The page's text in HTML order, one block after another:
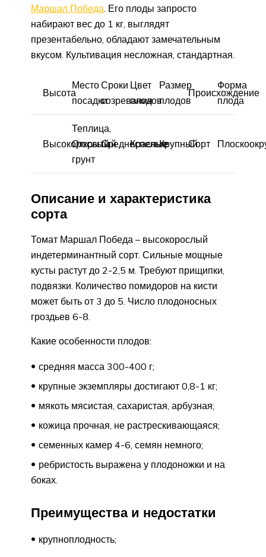
Маршал Победа. Его плоды запросто
набирают вес до 1 кг, выглядят
презентабельно, обладают замечательным
вкусом. Культивация несложная, стандартная.
Высота
Место
посадки
Сроки
созревания
Цвет
плодов
Размер
плодов
Происхождение
Форма
плода
Высокорослый
Теплица,
Открытый
грунт
Среднеспелые
КрасныеКрупныйСорт
Описание и характеристика
сорта
Томат Маршал Победа – высокорослый
индетерминантный сорт. Сильные мощные
кусты растут до 2-2,5 м. Требуют прищипки,
подвязки. Количество помидоров на кисти
может быть от 3 до 5. Число плодоносных
гроздьев 6-8.
Какие особенности плодов:
средняя масса 300-400 г;
крупные экземпляры достигают 0,8-1 кг;
мякоть мясистая, сахаристая, арбузная;
кожица прочная, не растрескивающаяся;
семенных камер 4-6, семян немного;
ребристость выражена у плодоножки и на
боках.
Преимущества и недостатки
крупноплодность;